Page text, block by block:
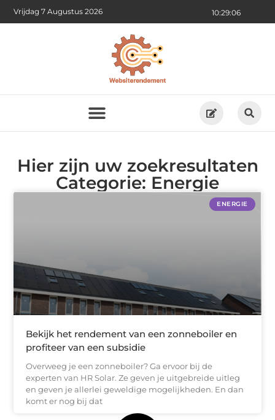
10:29:06
Vrijdag 7 Augustus 2026
Hier zijn uw zoekresultaten
Categorie: Energie
ENERGIE
Bekijk het rendement van een zonneboiler en
profiteer van een subsidie
Overweeg je een zonneboiler? Ga ervoor bij de
experten van HR Solar. Ze geven je uitgebreide uitleg
en geven je allerlei geweldige mogelijkheden. En dan
komt er nog bij dat